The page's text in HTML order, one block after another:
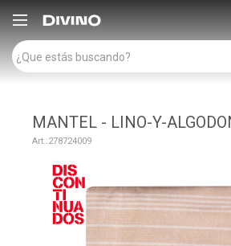

MANTEL - LINO-Y-
278724009